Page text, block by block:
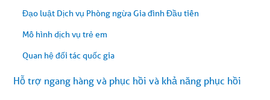
Đạo luật Dịch vụ Phòng ngừa Gia đình Đầu tiên
Mô hình dịch vụ trẻ em
Quan hệ đối tác quốc gia
Hỗ trợ ngang hàng và phục hồi và khả năng phục hồi